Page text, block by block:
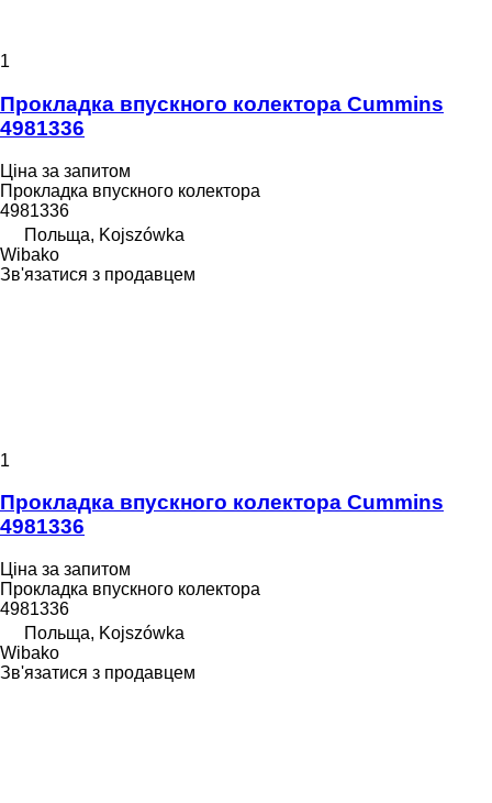
1
Прокладка впускного колектора Cummins
4981336
Ціна за запитом
Прокладка впускного колектора
4981336
Польща, Kojszówka
Wibako
Зв'язатися з продавцем
1
Прокладка впускного колектора Cummins
4981336
Ціна за запитом
Прокладка впускного колектора
4981336
Польща, Kojszówka
Wibako
Зв'язатися з продавцем